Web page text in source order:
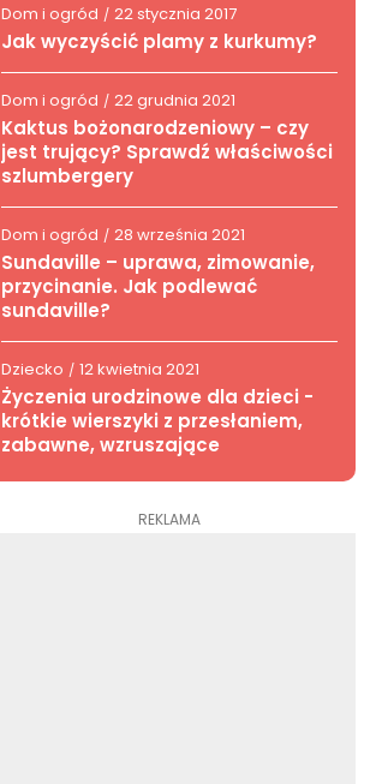
Dom i ogród / 22 stycznia 2017
Jak wyczyścić plamy z kurkumy?
Dom i ogród / 22 grudnia 2021
Kaktus bożonarodzeniowy – czy
jest trujący? Sprawdź właściwości
szlumbergery
Dom i ogród / 28 września 2021
Sundaville – uprawa, zimowanie,
przycinanie. Jak podlewać
sundaville?
Dziecko / 12 kwietnia 2021
Życzenia urodzinowe dla dzieci -
krótkie wierszyki z przesłaniem,
zabawne, wzruszające
REKLAMA